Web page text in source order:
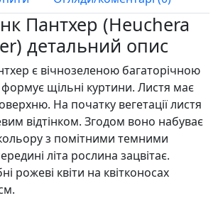
Пантхер (Heuchera
детальний опис
є вічнозеленою багаторічною
щільні куртини. Листя має
На початку вегетації листя
відтінком. Згодом воно набуває
з помітними темними
літа рослина зацвітає.
рожеві квіти на квітконосах